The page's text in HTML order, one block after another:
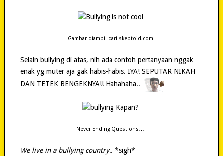
Gambar diambil dari skeptoid.com
Selain bullying di atas, nih ada contoh pertanyaan nggak
enak yg muter aja gak habis-habis. IYA! SEPUTAR NIKAH
DAN TETEK BENGEKNYA!! Hahahaha..
Never Ending Questions…
We live in a bullying country.. *sigh*